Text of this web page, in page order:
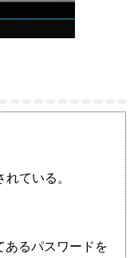
ている。
あるパスワードを